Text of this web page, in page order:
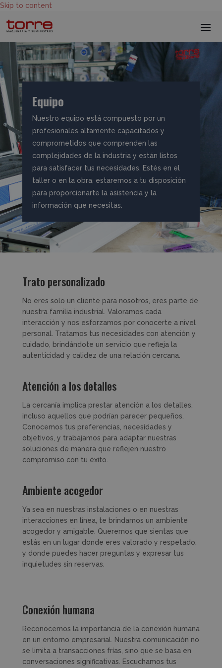
Skip to content
Equipo
Nuestro equipo está compuesto por un
profesionales altamente capacitados y
comprometidos que comprenden las
complejidades de la industria y están listos
para satisfacer tus necesidades. Estés en el
taller o en la obra, estaremos a tu disposición
para proporcionarte la asistencia y la
información que necesitas.
Trato personalizado
No eres solo un cliente para nosotros, eres parte de
nuestra familia industrial. Valoramos cada
interacción y nos esforzamos por conocerte a nivel
personal. Tratamos tus necesidades con atención y
cuidado, brindándote un servicio que refleja la
autenticidad y calidez de una relación cercana.
Atención a los detalles
La cercanía implica prestar atención a los detalles,
incluso aquellos que podrían parecer pequeños.
Conocemos tus preferencias, necesidades y
objetivos, y trabajamos para adaptar nuestras
soluciones de manera que reflejen nuestro
compromiso con tu éxito.
Ambiente acogedor
Ya sea en nuestras instalaciones o en nuestras
interacciones en línea, te brindamos un ambiente
acogedor y amigable. Queremos que sientas que
estás en un lugar donde eres valorado y respetado,
y donde puedes hacer preguntas y expresar tus
inquietudes sin reservas.
Conexión humana
Reconocemos la importancia de la conexión humana
en un entorno empresarial. Nuestra comunicación no
se limita a transacciones frías, sino que se basa en
conversaciones significativas. Escuchamos tus